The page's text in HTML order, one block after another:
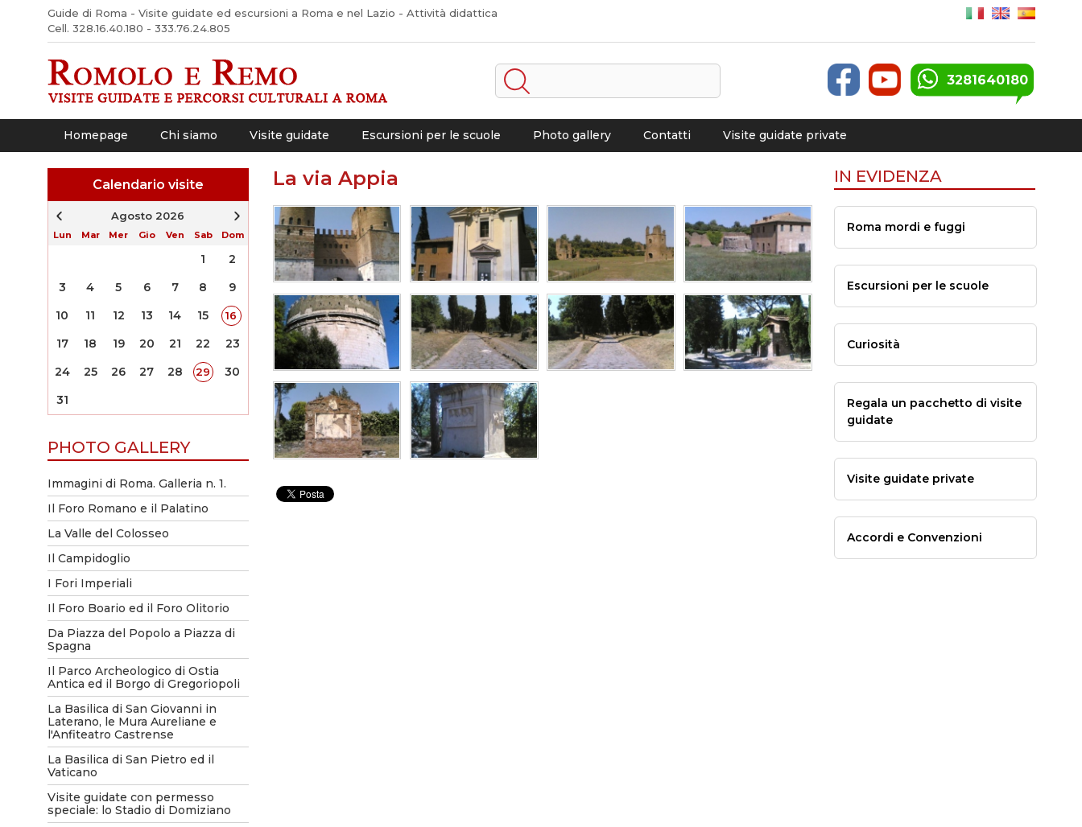
Guide di Roma - Visite guidate ed escursioni a Roma e nel Lazio - Attività didattica
Cell. 328.16.40.180 - 333.76.24.805
3281640180
Homepage Chi siamo Visite guidate Escursioni per le scuole Photo gallery Contatti Visite guidate private
Calendario visite
Agosto 2026
Lun Mar Mer Gio Ven Sab Dom
1
2
3
4 5 6 7 8
9
10
11 12 13 14 15 16
17 18 19 20 21 22
23
24
25 26 27 28 29
30
31
PHOTO GALLERY
Immagini di Roma. Galleria n. 1.
Il Foro Romano e il Palatino
La Valle del Colosseo
Il Campidoglio
I Fori Imperiali
Il Foro Boario ed il Foro Olitorio
Da Piazza del Popolo a Piazza di
Spagna
Il Parco Archeologico di Ostia
Antica ed il Borgo di Gregoriopoli
La Basilica di San Giovanni in
Laterano, le Mura Aureliane e
l'Anfiteatro Castrense
La Basilica di San Pietro ed il
Vaticano
Visite guidate con permesso
speciale: lo Stadio di Domiziano
La via Appia IN EVIDENZA
Roma mordi e fuggi
Escursioni per le scuole
Curiosità
Regala un pacchetto di visite
guidate
Visite guidate private
Accordi e Convenzioni